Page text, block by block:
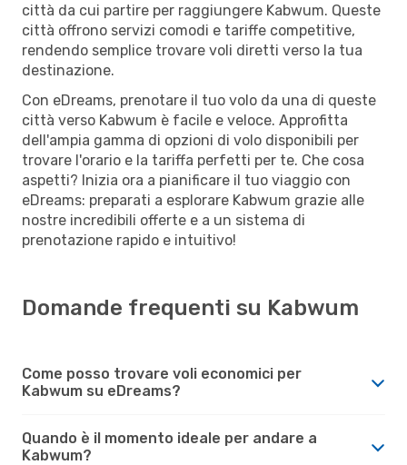
città da cui partire per raggiungere Kabwum. Queste
città offrono servizi comodi e tariffe competitive,
rendendo semplice trovare voli diretti verso la tua
destinazione.
Con eDreams, prenotare il tuo volo da una di queste
città verso Kabwum è facile e veloce. Approfitta
dell'ampia gamma di opzioni di volo disponibili per
trovare l'orario e la tariffa perfetti per te. Che cosa
aspetti? Inizia ora a pianificare il tuo viaggio con
eDreams: preparati a esplorare Kabwum grazie alle
nostre incredibili offerte e a un sistema di
prenotazione rapido e intuitivo!
Domande frequenti su Kabwum
Come posso trovare voli economici per
Kabwum su eDreams?
Quando è il momento ideale per andare a
Kabwum?